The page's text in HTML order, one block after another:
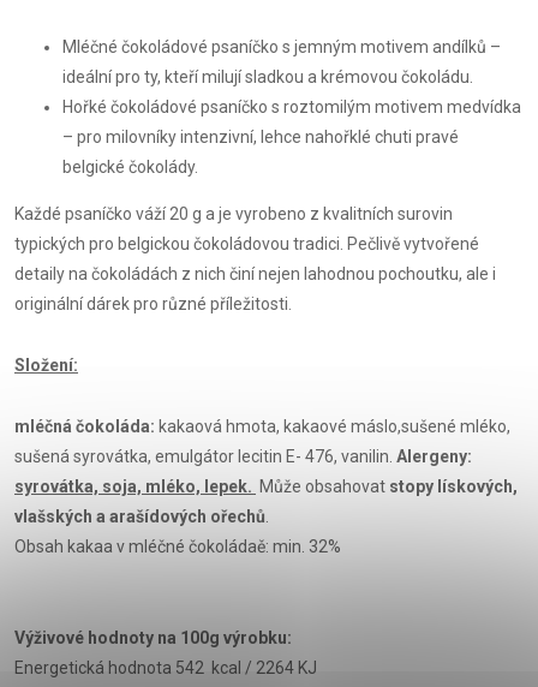
Mléčné čokoládové psaníčko s jemným motivem andílků –
ideální pro ty, kteří milují sladkou a krémovou čokoládu.
Hořké čokoládové psaníčko s roztomilým motivem medvídka
– pro milovníky intenzivní, lehce nahořklé chuti pravé
belgické čokolády.
Každé psaníčko váží 20 g a je vyrobeno z kvalitních surovin
typických pro belgickou čokoládovou tradici. Pečlivě vytvořené
detaily na čokoládách z nich činí nejen lahodnou pochoutku, ale i
originální dárek pro různé příležitosti.
Složení:
mléčná čokoláda: kakaová hmota, kakaové máslo,sušené mléko,
sušená syrovátka, emulgátor lecitin E- 476, vanilin. Alergeny:
syrovátka, soja, mléko, lepek. Může obsahovat stopy lískových,
vlašských a arašídových ořechů
Obsah kakaa v mléčné čokoládaě: min. 32%
Výživové hodnoty na 100g výrobku:
Energetická hodnota 542 kcal / 2264 KJ